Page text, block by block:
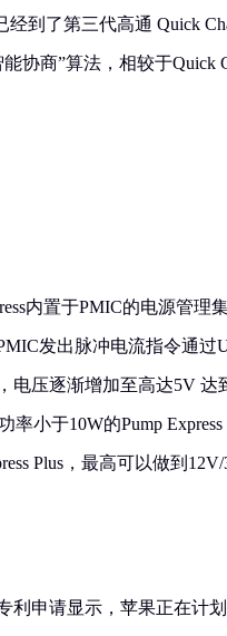
到了第三代高通 Quick
协商”算法，相较于Quick
内置于PMIC的电源管理
发出脉冲电流指令通过
电压逐渐增加至高达5V 达
率小于10W的Pump
Plus，最高可以做到12V/
利申请显示，苹果正在计